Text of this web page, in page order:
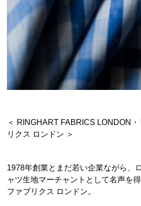
＜ RINGHART FABRICS LONDON
リクス ロンドン ＞
1978年創業とまだ若い企業ながら、
ャツ生地マーチャントとして名声を
ファブリクス ロンドン。